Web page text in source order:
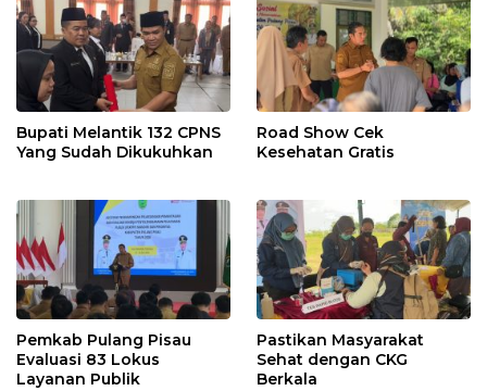
Bupati Melantik 132 CPNS
Yang Sudah Dikukuhkan
Road Show Cek
Kesehatan Gratis
Pemkab Pulang Pisau
Evaluasi 83 Lokus
Layanan Publik
Pastikan Masyarakat
Sehat dengan CKG
Berkala